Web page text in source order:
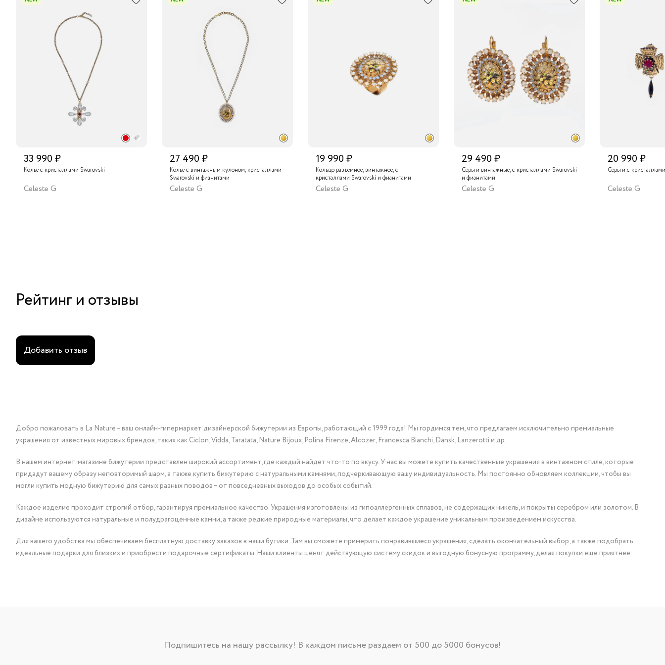
33 990 ₽
Колье с кристаллами Swarovski
Celeste G
27 490 ₽
Колье с винтажным кулоном, кристаллами
Swarovski и фианитами
Celeste G
19 990 ₽
Кольцо разъемное, винтажное, с
кристаллами Swarovski и фианитами
Celeste G
29 490 ₽
Серьги винтажные, с кристаллами Swarovski
и фианитами
Celeste G
20 990 ₽
Серьги с
Celeste G
Рейтинг и отзывы
Добавить отзыв
Добро пожаловать в La Nature – ваш онлайн-гипермаркет дизайнерской бижутерии из Европы, работающий с 1999 года! Мы гордимся тем, что предлагаем исключительно премиальные
украшения от известных мировых брендов, таких как Ciclon, Vidda, Taratata, Nature Bijoux, Polina Firenze, Alcozer, Francesca Bianchi, Dansk, Lanzerotti и др.
В нашем интернет-магазине бижутерии представлен широкий ассортимент, где каждый найдет что-то по вкусу. У нас вы можете купить качественные украшения в винтажном стиле, которые
придадут вашему образу неповторимый шарм, а также купить бижутерию с натуральными камнями, подчеркивающую вашу индивидуальность. Мы постоянно обновляем коллекции, чтобы вы
могли купить модную бижутерию для самых разных поводов – от повседневных выходов до особых событий.
Каждое изделие проходит строгий отбор, гарантируя премиальное качество. Украшения изготовлены из гипоаллергенных сплавов, не содержащих никель, и покрыты серебром или золотом. В
дизайне используются натуральные и полудрагоценные камни, а также редкие природные материалы, что делает каждое украшение уникальным произведением искусства.
Для вашего удобства мы обеспечиваем бесплатную доставку заказов в наши бутики. Там вы сможете примерить понравившиеся украшения, сделать окончательный выбор, а также подобрать
идеальные подарки для близких и приобрести подарочные сертификаты. Наши клиенты ценят действующую систему скидок и выгодную бонусную программу, делая покупки еще приятнее.
Подпишитесь на нашу рассылку! В каждом письме раздаем от 500 до 5000 бонусов!